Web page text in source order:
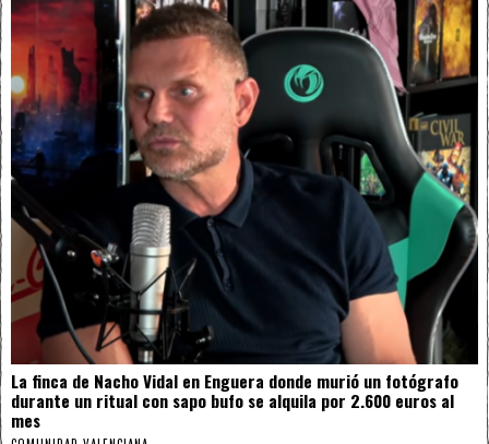
La finca de Nacho Vidal en Enguera donde murió un fotógrafo
durante un ritual con sapo bufo se alquila por 2.600 euros al
mes